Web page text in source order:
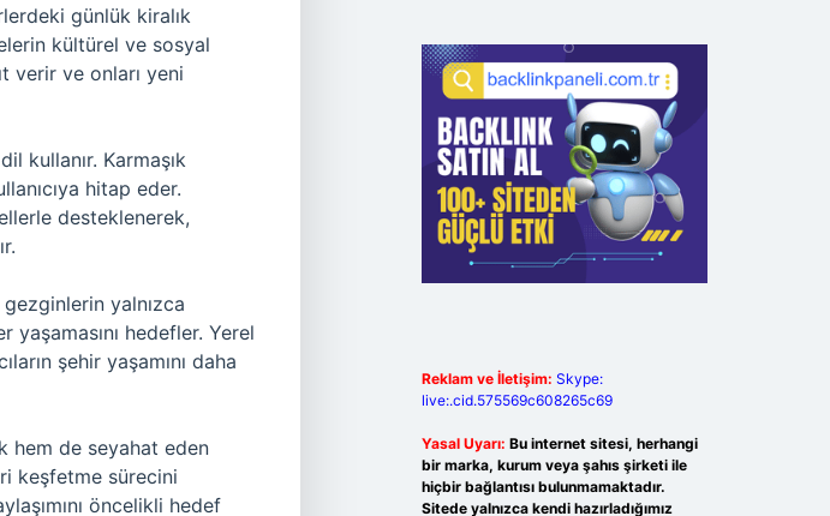
günlük kiralık
kültürel ve sosyal
verir ve onları yeni
kullanır. Karmaşık
hitap eder.
desteklenerek,
yalnızca
yaşamasını hedefler. Yerel
şehir yaşamını daha
hem de seyahat eden
keşfetme sürecini
öncelikli hedef
Reklam ve İletişim: Skype:
live:.cid.575569c608265c69
Yasal Uyarı: Bu internet sitesi, herhangi
bir marka, kurum veya şahıs şirketi ile
hiçbir bağlantısı bulunmamaktadır.
Sitede yalnızca kendi hazırladığımız